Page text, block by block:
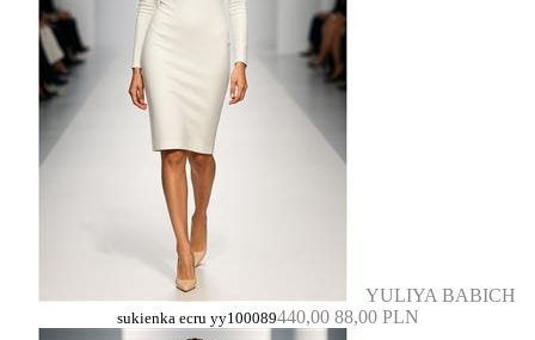
YULIYA BABICH
sukienka ecru yy100089440,00 88,00 PLN